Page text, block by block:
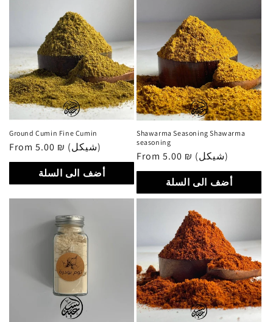
Ground Cumin Fine Cumin
Regular
price
From 5.00 ₪ (شيكل)
أضف الى السلة
Shawarma Seasoning Shawarma
seasoning
Regular
price
From 5.00 ₪ (شيكل)
أضف الى السلة